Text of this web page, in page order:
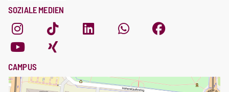
SOZIALE MEDIEN
CAMPUS